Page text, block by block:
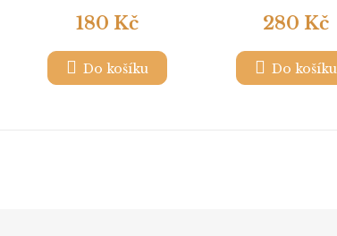
180 Kč
Do košíku
280 Kč
Do košíku